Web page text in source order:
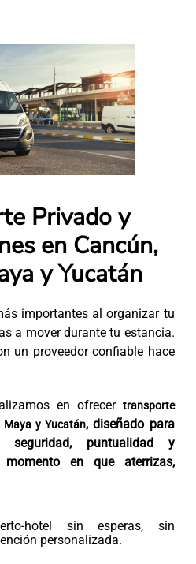
Privado y
en Cancún,
y Yucatán
importantes al organizar tu
a mover durante tu estancia.
un proveedor confiable hace
en ofrecer transporte
Maya y Yucatán, diseñado para
seguridad, puntualidad y
en que aterrizas,
hotel sin esperas, sin
personalizada.